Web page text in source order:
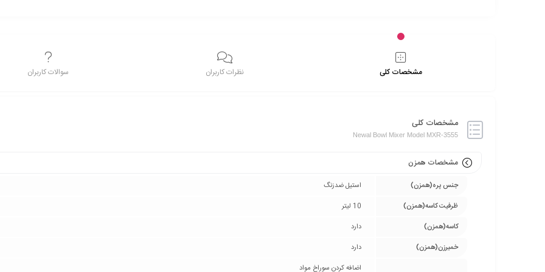
مشخصات کلی نظرات کاربران سوالات کاربران
مشخصات کلی
Newal Bowl Mixer Model MXR-3555
مشخصات همزن
جنس پره(همزن)
استیل ضدزنگ
ظرفیت کاسه(همزن)
10 لیتر
کاسه(همزن)
دارد
خمیرزن(همزن)
دارد
اضافه کردن سوراخ مواد